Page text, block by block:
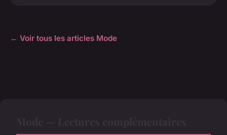
← Voir tous les articles Mode